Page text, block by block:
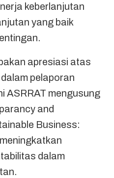
keberlanjutan
yang baik
apresiasi atas
pelaporan
ASRRAT mengusung
and
Business:
dalam